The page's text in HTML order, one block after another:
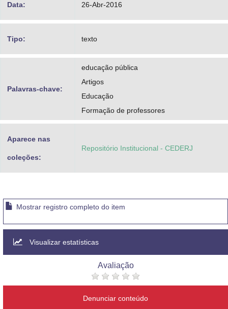
Data: 26-Abr-2016
Tipo: texto
Palavras-chave:
educação pública
Artigos
Educação
Formação de professores
Aparece nas
coleções:
Repositório Institucional - CEDERJ
Mostrar registro completo do item
Visualizar estatísticas
Avaliação
Denunciar conteúdo